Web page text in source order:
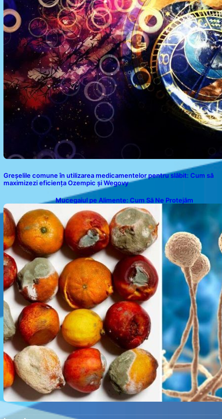
Greșelile comune în utilizarea medicamentelor pentru slăbit: Cum să
maximizezi eficiența Ozempic și Wegovy
Mucegaiul pe Alimente: Cum Să Ne Protejăm
Sănătatea?